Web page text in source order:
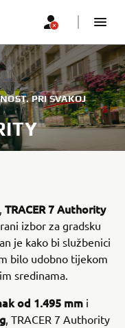
PRI SVAKOJ
TRACER 7 Authority
izbor za gradsku
je kako bi službenici
bilo udobno tijekom
sredinama.
od 1.495 mm i
, TRACER 7 Authority